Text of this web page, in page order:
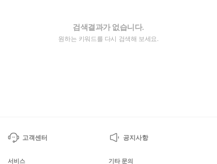
검색결과가 없습니다.
원하는 키워드를 다시 검색해 보세요.
고객센터 공지사항
서비스 기타 문의